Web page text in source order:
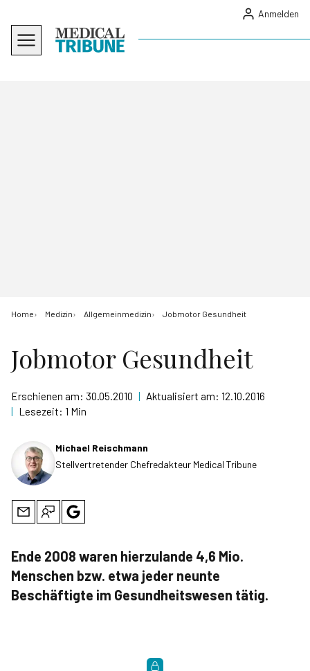
Anmelden
Home Medizin Allgemeinmedizin Jobmotor Gesundheit
Jobmotor Gesundheit
Erschienen am: 30.05.2010 | Aktualisiert am: 12.10.2016
| Lesezeit: 1 Min
Michael Reischmann
Stellvertretender Chefredakteur Medical Tribune
Ende 2008 waren hierzulande 4,6 Mio.
Menschen bzw. etwa jeder neunte
Beschäftigte im Gesundheitswesen tätig.